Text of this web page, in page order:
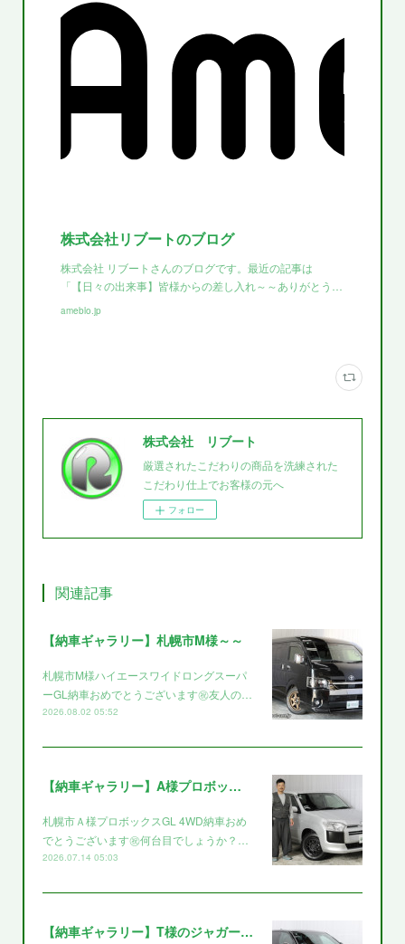
株式会社リブートのブログ
株式会社 リブートさんのブログです。最近の記事は
「【日々の出来事】皆様からの差し入れ～～ありがとう…
ameblo.jp
株式会社 リブート
厳選されたこだわりの商品を洗練された
こだわり仕上でお客様の元へ
フォロー
関連記事
【納車ギャラリー】札幌市M様～～
札幌市M様ハイエースワイドロングスーパ
ーGL納車おめでとうございます㊗️友人の…
2026.08.02 05:52
【納車ギャラリー】A様プロボックス～～
札幌市Ａ様プロボックスGL 4WD納車おめ
でとうございます㊗️何台目でしょうか？…
2026.07.14 05:03
【納車ギャラリー】T様のジャガー～～